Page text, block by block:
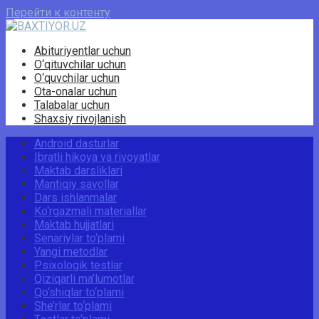
Перейти к контенту
Abituriyentlar uchun
O‘qituvchilar uchun
O‘quvchilar uchun
Ota-onalar uchun
Talabalar uchun
Shaxsiy rivojlanish
Android dasturlar
Ibratli hikoya va rivoyatlar
Maktab darsliklari
Mantiqiy savollar
Dars ishlanmalar
Ko‘rgazmali materiallar
Maktab hujjatlari
Senariylar to‘plami
Yangi metodlar
Psixologik testlar
Qiziqarli ma’lumotlar
Qo‘shiqlar to‘plami
She’rlar to‘plami